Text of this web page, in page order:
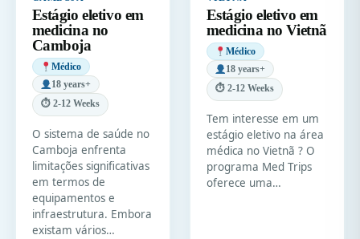
Estágio eletivo em
medicina no
Camboja
Médico
18 years+
⏱ 2-12 Weeks
O sistema de saúde no
Camboja enfrenta
limitações significativas
em termos de
equipamentos e
infraestrutura. Embora
existam vários…
Estágio eletivo em
medicina no Vietnã
Médico
18 years+
⏱ 2-12 Weeks
Tem interesse em um
estágio eletivo na área
médica no Vietnã ? O
programa Med Trips
oferece uma…